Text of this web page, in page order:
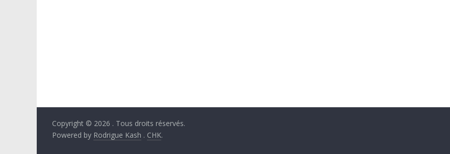
Copyright © 2026 . Tous droits réservés.
Powered by Rodrigue Kash . CHK.